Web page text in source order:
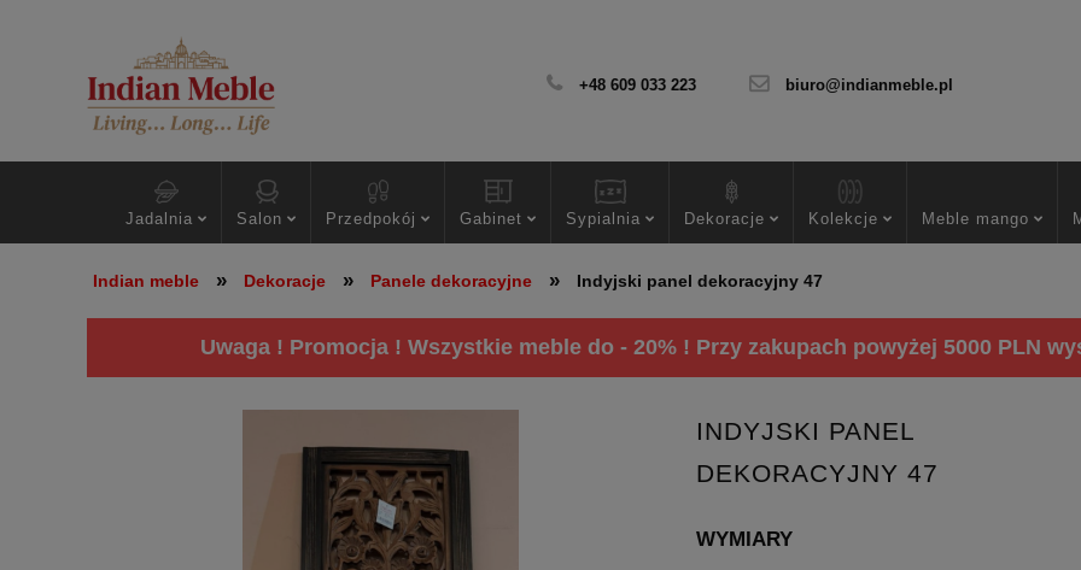
+48 609 033 223 biuro@indianmeble.pl
Jadalnia Salon Przedpokój Gabinet Sypialnia Dekoracje Kolekcje Meble mango
Indian meble » Dekoracje » Panele dekoracyjne » Indyjski panel dekoracyjny 47
Uwaga ! Promocja ! Wszystkie meble do - 20% ! Przy zakupach powyżej 5000 PLN
INDYJSKI PANEL
DEKORACYJNY 47
WYMIARY